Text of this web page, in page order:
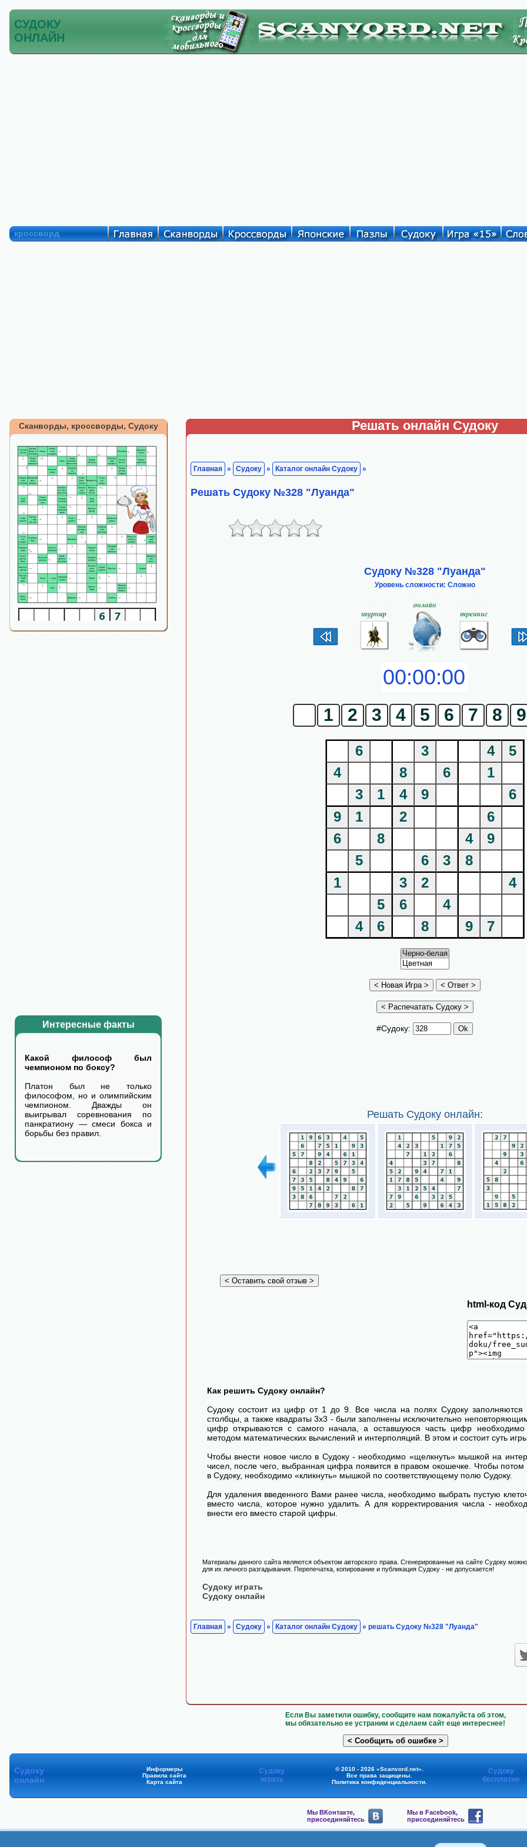
СУДОКУ
ОНЛАЙН
кроссворд
Сканворды, кроссворды, Судоку
Интересные факты
Какой философ был
чемпионом по боксу?
Платон был не только
философом, но и олимпийским
чемпионом. Дважды он
выигрывал соревнования по
панкратиону — смеси бокса и
борьбы без правил.
Решать онлайн Судоку
Главная » Судоку » Каталог онлайн Судоку »
Решать Судоку №328 "Луанда"
Судоку №328 "Луанда"
Уровень сложности: Сложно
1 2 3 4 5 6 7 8 9
6 3 4
5
4
8 6
1
3
1 4 9
6
9
1 2
6
6
8 4
9
5
6 3
8
1
3 2
4
5
6
4
4
6 8 9 7
#Судоку:
Решать Судоку онлайн:
html-код
Как решить Судоку онлайн?
Судоку состоит из цифр от 1 до 9. Все числа на полях Судоку
столбцы, а также квадраты 3х3 - были заполнены исключительно
цифр открываются с самого начала, а оставшуюся часть цифр необходимо
методом математических вычислений и интерполяций. В этом и состоит суть
Чтобы внести новое число в Судоку - необходимо «щелкнуть» мышкой на
чисел, после чего, выбранная цифра появится в правом окошечке. Чтобы
в Судоку, необходимо «кликнуть» мышкой по соответствующему полю Судоку.
Для удаления введенного Вами ранее числа, необходимо выбрать пустую
вместо числа, которое нужно удалить. А для корректирования числа -
внести его вместо старой цифры.
Материалы данного сайта являются объектом авторского права. Сгенерированные на сайте Судоку
для их личного разгадывания. Перепечатка, копирование и публикация Судоку - не допускается!
Судоку играть
Судоку онлайн
Главная » Судоку » Каталог онлайн Судоку » решать Судоку №328 "Луанда"
Если Вы заметили ошибку, сообщите нам пожалуйста об этом,
мы обязательно ее устраним и сделаем сайт еще интереснее!
Судоку
онлайн
Информеры
Правила сайта
Карта сайта
Судоку
играть
© 2010 - 2026 «Scanvord.net».
Все права защищены.
Политика конфиденциальности.
Судоку
бесплатно
Мы ВКонтакте,
присоединяйтесь
Мы в Facebook,
присоединяйтесь
присоединяйтесь